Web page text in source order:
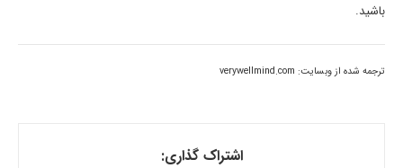
باشید.
ترجمه شده از وبسایت: verywellmind.com
اشتراک گذاری: